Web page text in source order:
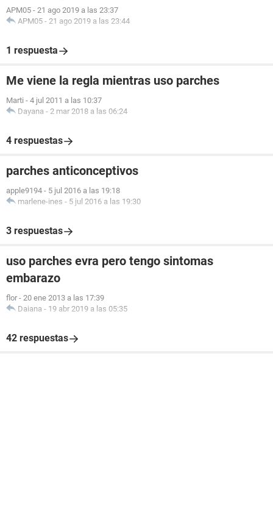
APM05 - 21 ago 2019 a las 23:37
APM05 - 21 ago 2019 a las 23:44
1 respuesta
Me viene la regla mientras uso parches
Marti - 4 jul 2011 a las 10:37
Dayana - 2 mar 2018 a las 06:24
4 respuestas
parches anticonceptivos
apple9194 - 5 jul 2016 a las 19:18
marlene-ines - 5 jul 2016 a las 19:30
3 respuestas
uso parches evra pero tengo sintomas
embarazo
flor - 20 ene 2013 a las 17:39
Daiana - 19 abr 2019 a las 05:35
42 respuestas